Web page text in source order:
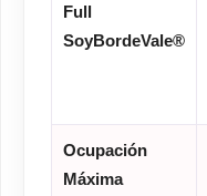
Full
SoyBordeVale®
Ocupación
Máxima